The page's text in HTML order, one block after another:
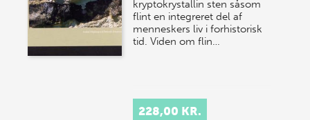
kryptokrystallin sten såsom
flint en integreret del af
menneskers liv i forhistorisk
tid. Viden om flin…
228,00 KR.